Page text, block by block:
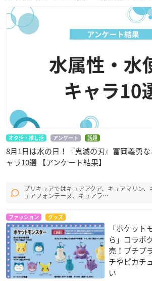
オタ活・推し活 アンケート 話題
8月1日は水の日！『鬼滅の刃』冨岡義勇
ャラ10選 【アンケート結果】
プリキュアではキュアアクア、キュアマリン
ュアフォンテーヌ、キュアラ…
ファッション グッズ
「ポケッ
ら」コラボ
売！プチプ
チやピカチ
い